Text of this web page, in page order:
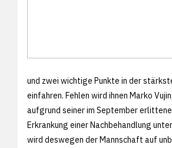
und zwei wichtige Punkte in der
einfahren. Fehlen wird ihnen Marko
aufgrund seiner im September
Erkrankung einer Nachbehandlung
wird deswegen der Mannschaft auf